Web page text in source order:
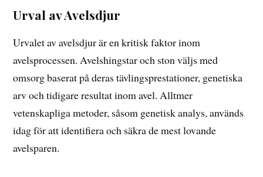
Urval av Avelsdjur
Urvalet av avelsdjur är en kritisk faktor inom
avelsprocessen. Avelshingstar och ston väljs med
omsorg baserat på deras tävlingsprestationer, genetiska
arv och tidigare resultat inom avel. Alltmer
vetenskapliga metoder, såsom genetisk analys, används
idag för att identifiera och säkra de mest lovande
avelsparen.